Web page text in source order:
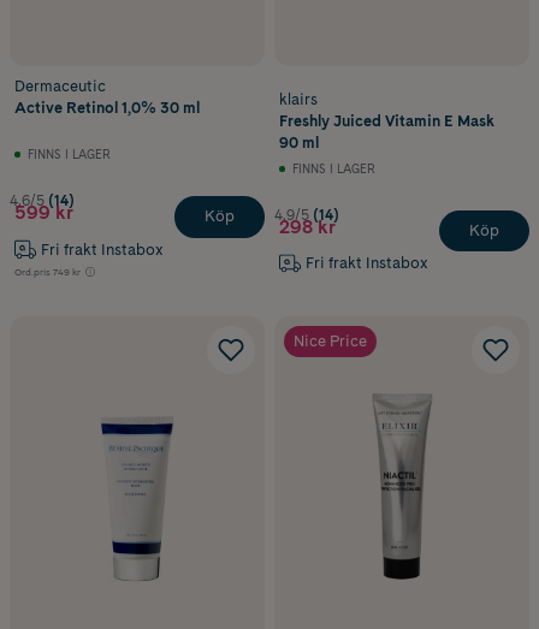
Dermaceutic
Active Retinol 1,0% 30 ml
FINNS I LAGER
4.6/5 (14)
599 kr
Fri frakt Instabox
Ord.pris 749 kr
Köp
klairs
Freshly Juiced Vitamin E Mask
90 ml
FINNS I LAGER
4.9/5 (14)
298 kr
Fri frakt Instabox
Köp
Nice Price